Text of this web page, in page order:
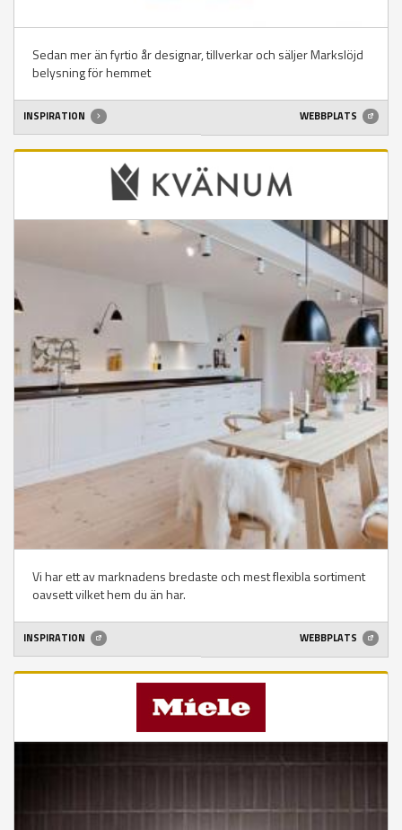
Sedan mer än fyrtio år designar, tillverkar och säljer Markslöjd
belysning för hemmet
INSPIRATION WEBBPLATS
Vi har ett av marknadens bredaste och mest flexibla sortiment
oavsett vilket hem du än har.
INSPIRATION WEBBPLATS